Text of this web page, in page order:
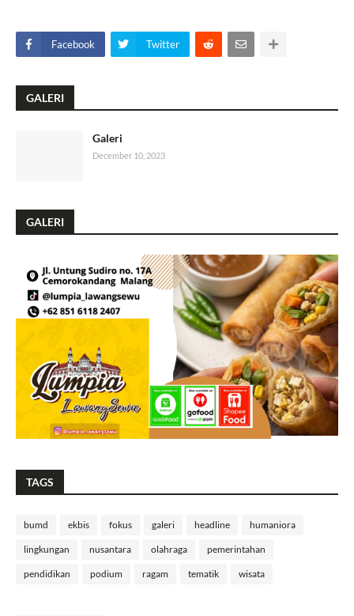
Facebook Twitter
GALERI
Galeri
December 10, 2023
GALERI
TAGS
bumd ekbis fokus galeri headline humaniora
lingkungan nusantara olahraga pemerintahan
pendidikan podium ragam tematik wisata